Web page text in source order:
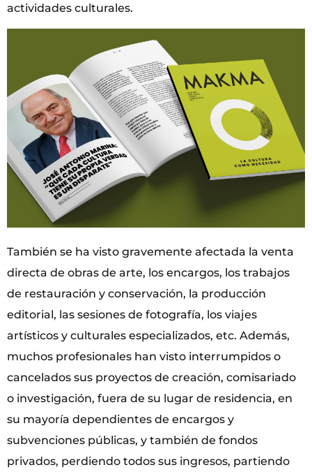
actividades culturales.
También se ha visto gravemente afectada la venta
directa de obras de arte, los encargos, los trabajos
de restauración y conservación, la producción
editorial, las sesiones de fotografía, los viajes
artísticos y culturales especializados, etc. Además,
muchos profesionales han visto interrumpidos o
cancelados sus proyectos de creación, comisariado
o investigación, fuera de su lugar de residencia, en
su mayoría dependientes de encargos y
subvenciones públicas, y también de fondos
privados, perdiendo todos sus ingresos, partiendo